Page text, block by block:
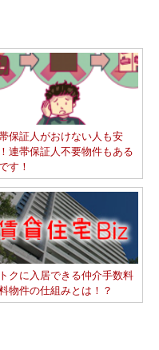
保証人がおけない人も安
連帯保証人不要物件もある
す！
クに入居できる仲介手数料
物件の仕組みとは！？